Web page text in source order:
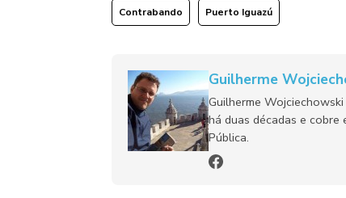
Contrabando Puerto Iguazú
Guilherme
Guilherme
há duas décadas e cobre
Pública.